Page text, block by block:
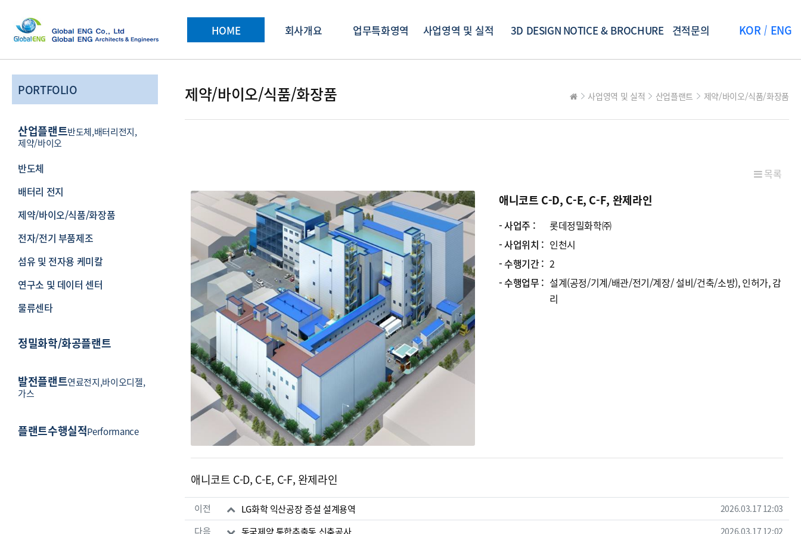
HOME 회사개요 업무특화영역 사업영역 및 실적 3D DESIGN NOTICE & BROCHURE 견적문의 KOR ENG
PORTFOLIO
산업플랜트반도체,배터리전지,
제약/바이오
반도체
배터리 전지
제약/바이오/식품/화장품
전자/전기 부품제조
섬유 및 전자용 케미칼
연구소 및 데이터 센터
물류센타
정밀화학/화공플랜트
발전플랜트연료전지,바이오디젤,
가스
플랜트수행실적Performance
제약/바이오/식품/화장품 사업영역 및 실적 산업플랜트 제약/바이오/식품/화장품
목록
본문 애니코트 C-D, C-E, C-F, 완제라인
- 사업주 :
롯데정밀화학㈜
- 사업위치 : 인천시
- 수행기간 : 2
- 수행업무 : 설계(공정/기계/배관/전기/계장/ 설비/건축/소방), 인허가, 감
리
애니코트 C-D, C-E, C-F, 완제라인
관련자료
이전 LG화학 익산공장 증설 설계용역 작성일
2026.03.17 12:03
다음 동국제약 통합추출동 신축공사 작성일
2026.03.17 12:02